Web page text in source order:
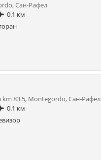
Сан-Рафел
0.1 км
km 83.5, Montegordo, Сан-Рафел
0.1 км